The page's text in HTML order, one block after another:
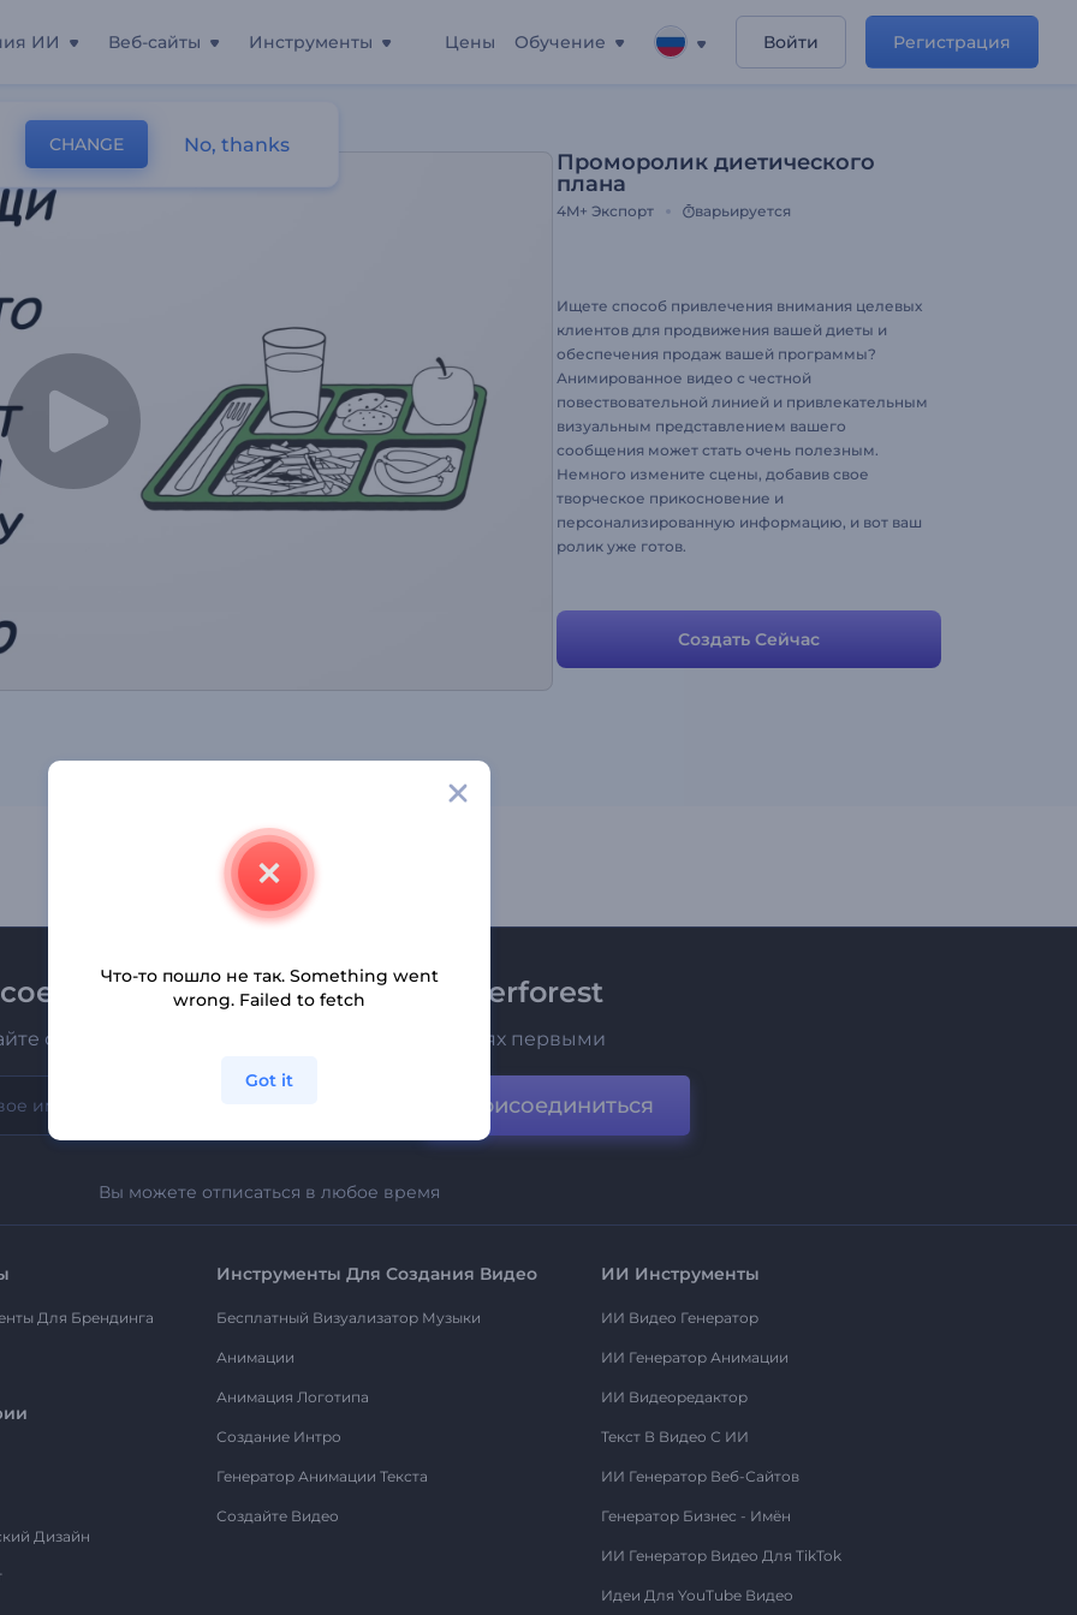
ИИ Веб-сайты Инструменты Цены Обучение Войти Регистрация
Проморолик диетического
плана
4M+ Экспорт варьируется
Ищете способ привлечения внимания целевых
клиентов для продвижения вашей диеты и
обеспечения продаж вашей программы?
Анимированное видео с честной
повествовательной линией и привлекательным
визуальным представлением вашего
сообщения может стать очень полезным.
Немного измените сцены, добавив свое
творческое прикосновение и
персонализированную информацию, и вот ваш
ролик уже готов.
Создать Сейчас
к рассылке Renderforest
о последних новостях и новых предложениях первыми
Присоединиться
Вы можете отписаться в любое время
Для Брендинга
Дизайн
Инструменты Для Создания Видео
Бесплатный Визуализатор Музыки
Анимации
Анимация Логотипа
Создание Интро
Генератор Анимации Текста
Создайте Видео
ИИ Инструменты
ИИ Видео Генератор
ИИ Генератор Анимации
ИИ Видеоредактор
Текст В Видео С ИИ
ИИ Генератор Веб-Сайтов
Генератор Бизнес - Имён
ИИ Генератор Видео Для TikTok
Идеи Для YouTube Видео
CHANGE No, thanks
Что-то пошло не так. Something went
wrong. Failed to fetch
Got it